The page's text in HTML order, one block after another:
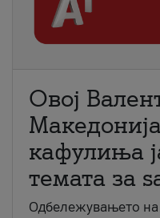
Овој
кафулиња
темата за
Одбележувањето на